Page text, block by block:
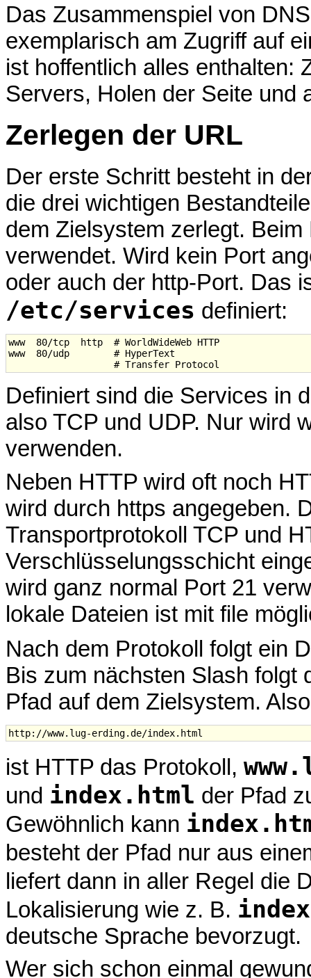
Das Zusammenspiel von
exemplarisch am Zugriff auf
ist hoffentlich alles enthalten:
Servers, Holen der Seite und
Zerlegen der URL
Der erste Schritt besteht in
die drei wichtigen
dem Zielsystem zerlegt.
verwendet. Wird kein Port
oder auch der http-Port. Das
/etc/services definiert:
www  80/tcp  http  # WorldWideWeb HTTP
www  80/udp        # HyperText
Definiert sind die Services in
also TCP und UDP. Nur wird
verwenden.
Neben HTTP wird oft noch
wird durch https angegeben.
Transportprotokoll TCP und
Verschlüsselungsschicht
wird ganz normal Port 21
lokale Dateien ist mit file
Nach dem Protokoll folgt ein
Bis zum nächsten Slash folgt
Pfad auf dem Zielsystem.
ist HTTP das Protokoll,
und index.html der Pfad
Gewöhnlich kann
besteht der Pfad nur aus
liefert dann in aller Regel die
Lokalisierung wie z. B.
deutsche Sprache bevorzugt.
Wer sich schon einmal